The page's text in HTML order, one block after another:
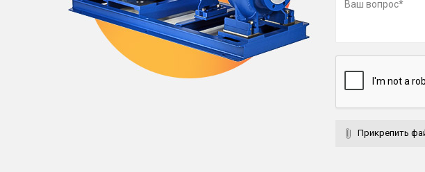
Прикрепить